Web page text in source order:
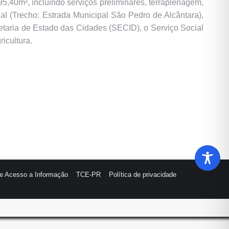
incluindo serviços preliminares, terraplenagem,
(Trecho: Estrada Municipal São Pedro de Alcântara),
de Estado das Cidades (SECID), o Serviço Social
Acesso a Informação TCE-PR
Política de privacidade